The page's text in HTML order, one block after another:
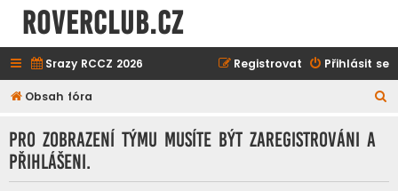
ROVERCLUB.cz
Srazy RCCZ 2026 Přihlásit se
Registrovat
Obsah fóra
Pro zobrazení týmu musíte být zaregistrováni a
přihlášeni.